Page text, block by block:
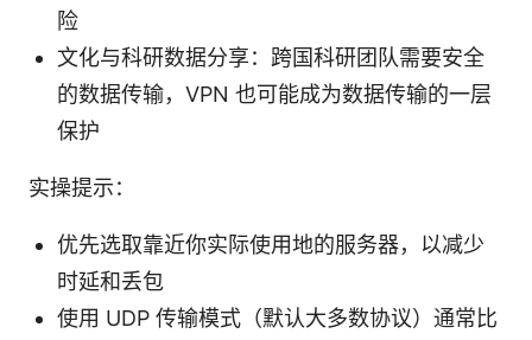
险
文化与科研数据分享：跨国科研团队需要安全
的数据传输，VPN 也可能成为数据传输的一层
保护
实操提示：
优先选取靠近你实际使用地的服务器，以减少
时延和丢包
使用 UDP 传输模式（默认大多数协议）通常比